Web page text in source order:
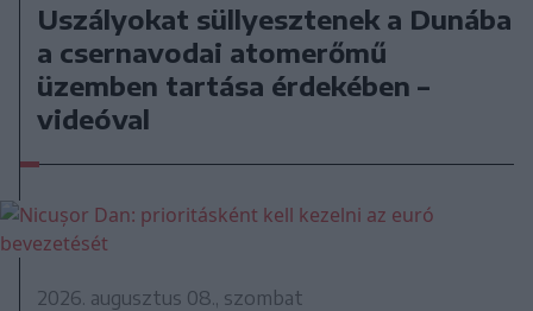
Uszályokat süllyesztenek a Dunába
a csernavodai atomerőmű
üzemben tartása érdekében –
videóval
2026. augusztus 08., szombat